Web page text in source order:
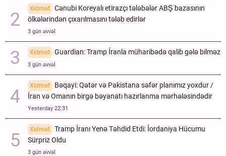
Xidmət
Cənubi Koreyalı etirazçı tələbələr ABŞ bazasının
ölkələrindən çıxarılmasını tələb edirlər
3 gün əvvəl
Xidmət Guardian: Tramp İranla müharibədə qalib gələ bilməz
3 gün əvvəl
Xidmət
Bəqayi: Qətər və Pakistana səfər planımız yoxdur /
İran və Omanın birgə bəyanatı hazırlanma mərhələsindədir
Yesterday 22:31
Xidmət
Tramp İranı Yenə Təhdid Etdi: İordaniya Hücumu
Sürpriz Oldu
3 gün əvvəl